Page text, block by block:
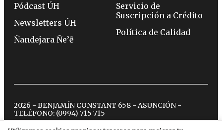
Pódcast ÚH
Newsletters ÚH
Ñandejara Ñe’ẽ
Servicio de
Suscripción a Crédito
Política de Calidad
2026 - BENJAMÍN CONSTANT 658 - ASUNCIÓN -
TELÉFONO: (0994) 715 715